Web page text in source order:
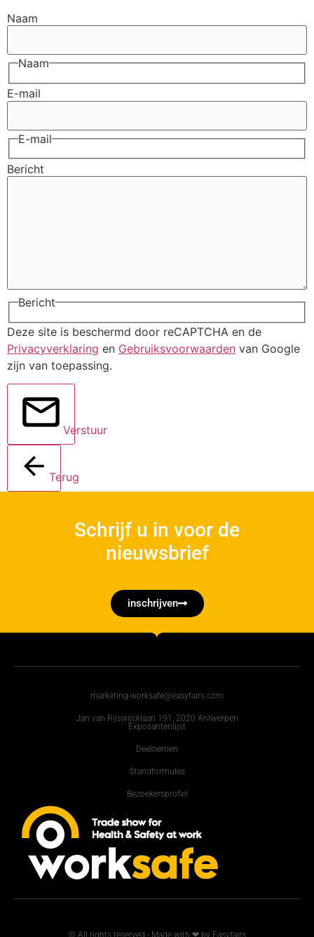
Naam
Naam
E-mail
E-mail
Bericht
Bericht
Deze site is beschermd door reCAPTCHA en de
Privacyverklaring en Gebruiksvoorwaarden van Google
zijn van toepassing.
Verstuur
Terug
Schrijf u in voor de
nieuwsbrief
inschrijven
marketing-worksafe@easyfairs.com
Jan van Rijswijcklaan 191, 2020 Antwerpen
Exposantenlijst
Deelnemen
Standformules
Bezoekersprofiel